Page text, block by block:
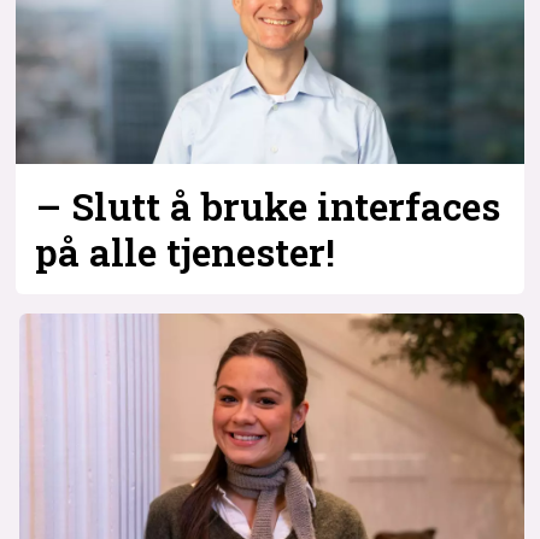
– Slutt å bruke interfaces
på alle tjenester!